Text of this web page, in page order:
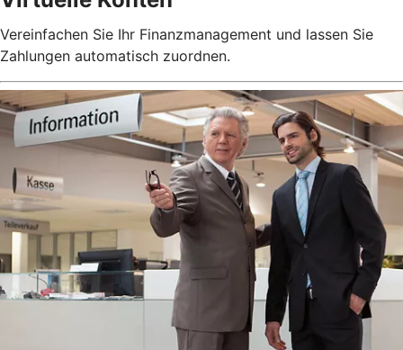
Vereinfachen Sie Ihr Finanzmanagement und lassen Sie
Zahlungen automatisch zuordnen.